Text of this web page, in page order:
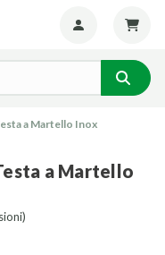
a Martello Inox